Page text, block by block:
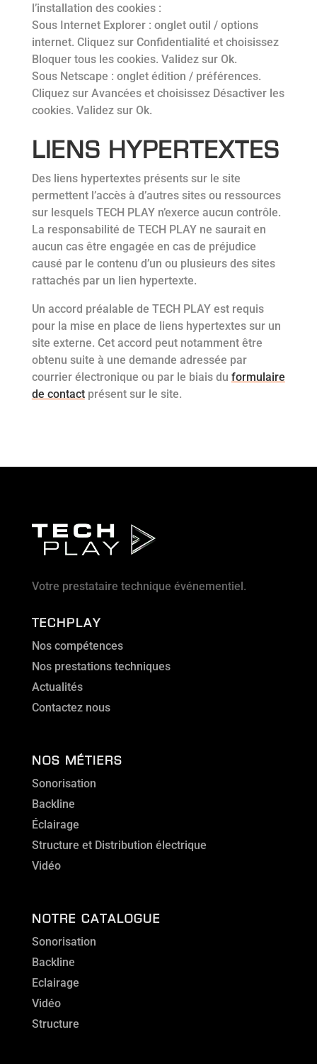
l’installation des cookies :
Sous Internet Explorer : onglet outil / options
internet. Cliquez sur Confidentialité et choisissez
Bloquer tous les cookies. Validez sur Ok.
Sous Netscape : onglet édition / préférences.
Cliquez sur Avancées et choisissez Désactiver les
cookies. Validez sur Ok.
LIENS HYPERTEXTES
Des liens hypertextes présents sur le site
permettent l’accès à d’autres sites ou ressources
sur lesquels TECH PLAY n’exerce aucun contrôle.
La responsabilité de TECH PLAY ne saurait en
aucun cas être engagée en cas de préjudice
causé par le contenu d’un ou plusieurs des sites
rattachés par un lien hypertexte.
Un accord préalable de TECH PLAY est requis
pour la mise en place de liens hypertextes sur un
site externe. Cet accord peut notamment être
obtenu suite à une demande adressée par
courrier électronique ou par le biais du formulaire
de contactprésent sur le site.
Votre prestataire technique événementiel.
TECHPLAY
Nos compétences
Nos prestations techniques
Actualités
Contactez nous
NOS MÉTIERS
Sonorisation
Backline
Éclairage
Structure et Distribution électrique
Vidéo
NOTRE CATALOGUE
Sonorisation
Backline
Eclairage
Vidéo
Structure